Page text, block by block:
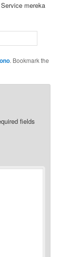
mereka
. Bookmark the
fields